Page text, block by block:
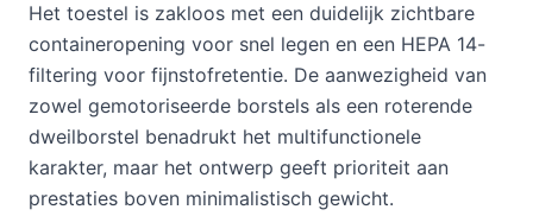
Het toestel is zakloos met een duidelijk zichtbare
containeropening voor snel legen en een HEPA 14-
filtering voor fijnstofretentie. De aanwezigheid van
zowel gemotoriseerde borstels als een roterende
dweilborstel benadrukt het multifunctionele
karakter, maar het ontwerp geeft prioriteit aan
prestaties boven minimalistisch gewicht.